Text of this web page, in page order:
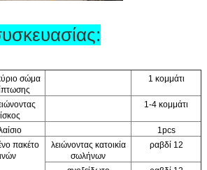
σώμα
1 κομμάτι
1-4 κομμάτι
1pcs
πακέτο
ινών
λειώνοντας κατοικία
σωλήνων
ραβδί 12